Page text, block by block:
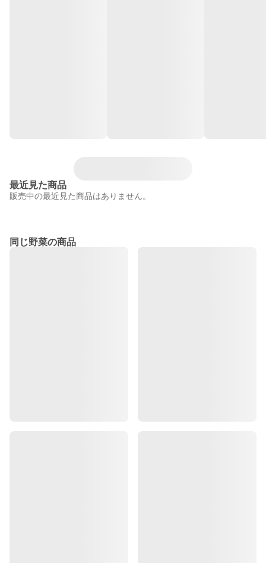
最近見た商品
販売中の最近見た商品はありません。
同じ野菜の商品